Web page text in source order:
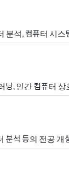
분석, 컴퓨터 시
닝, 인간 컴퓨터
분석 등의 전공 개